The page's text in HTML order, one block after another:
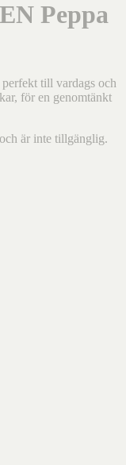
Peppa
till vardags och
för en genomtänkt
är inte tillgänglig.